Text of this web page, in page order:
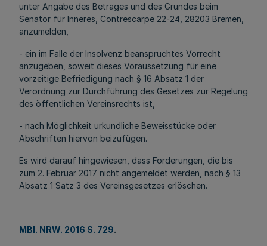
unter Angabe des Betrages und des Grundes beim
Senator für Inneres, Contrescarpe 22-24, 28203 Bremen,
anzumelden,
- ein im Falle der Insolvenz beanspruchtes Vorrecht
anzugeben, soweit dieses Voraussetzung für eine
vorzeitige Befriedigung nach § 16 Absatz 1 der
Verordnung zur Durchführung des Gesetzes zur Regelung
des öffentlichen Vereinsrechts ist,
- nach Möglichkeit urkundliche Beweisstücke oder
Abschriften hiervon beizufügen.
Es wird darauf hingewiesen, dass Forderungen, die bis
zum 2. Februar 2017 nicht angemeldet werden, nach § 13
Absatz 1 Satz 3 des Vereinsgesetzes erlöschen.
MBl. NRW. 2016 S. 729.